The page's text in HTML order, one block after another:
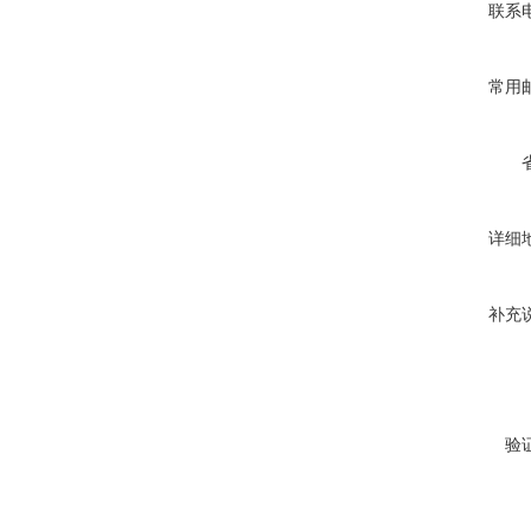
联系
常用
详细
补充
验